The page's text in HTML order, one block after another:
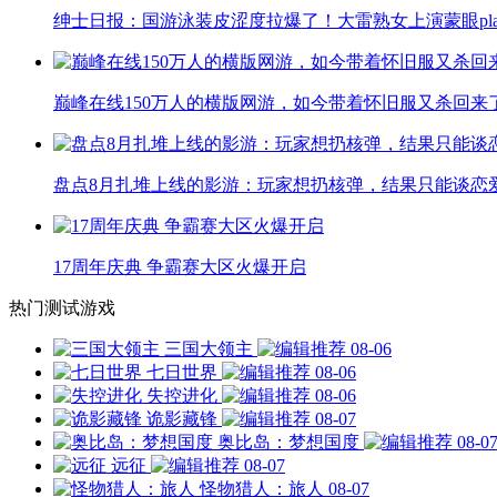
绅士日报：国游泳装皮涩度拉爆了！大雷熟女上演蒙眼
巅峰在线150万人的横版网游，如今带着怀旧服又杀回来
盘点8月扎堆上线的影游：玩家想扔核弹，结果只能谈恋
17周年庆典 争霸赛大区火爆开启
热门测试游戏
三国大领主
08-06
七日世界
08-06
失控进化
08-06
诡影藏锋
08-07
奥比岛：梦想国度
08-07
远征
08-07
怪物猎人：旅人 08-07